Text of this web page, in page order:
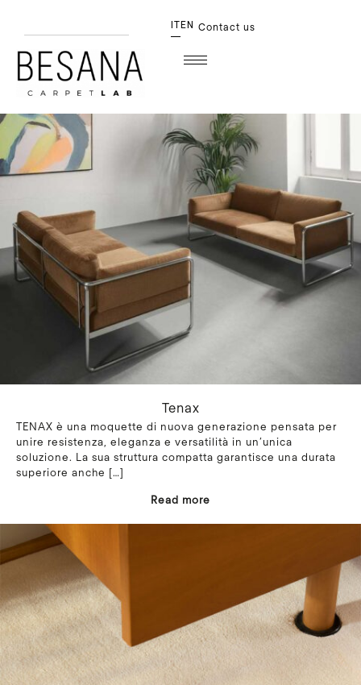
IT EN Contact us
Tenax
TENAX è una moquette di nuova generazione pensata per
unire resistenza, eleganza e versatilità in un’unica
soluzione. La sua struttura compatta garantisce una durata
superiore anche […]
Read more